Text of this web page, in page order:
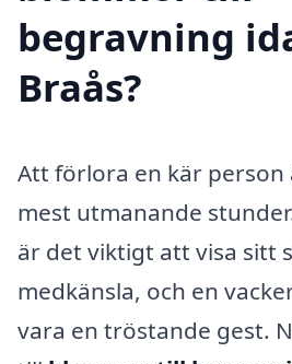
begravning
Braås?
Att förlora en kär person
mest utmanande
är det viktigt att visa sitt
medkänsla, och en
vara en tröstande gest.